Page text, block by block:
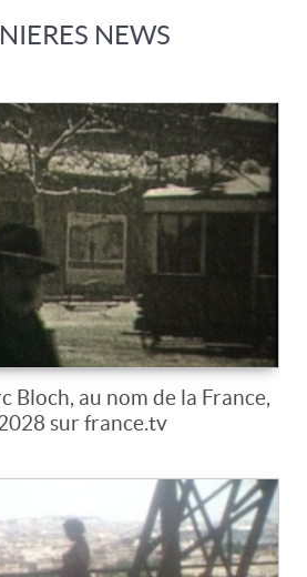
NEWS
Bloch, au nom de la France,
sur france.tv